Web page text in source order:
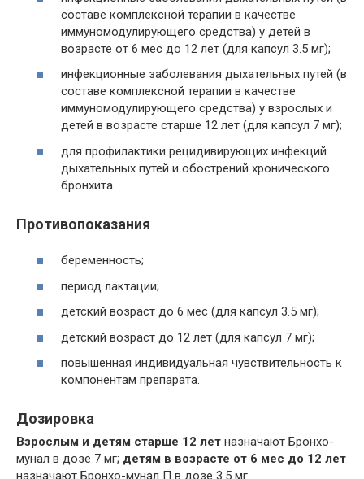
составе комплексной терапии в качестве
иммуномодулирующего средства) у детей в
возрасте от 6 мес до 12 лет (для капсул 3.5 мг);
инфекционные заболевания дыхательных путей (в
составе комплексной терапии в качестве
иммуномодулирующего средства) у взрослых и
детей в возрасте старше 12 лет (для капсул 7 мг);
для профилактики рецидивирующих инфекций
дыхательных путей и обострений хронического
бронхита.
Противопоказания
беременность;
период лактации;
детский возраст до 6 мес (для капсул 3.5 мг);
детский возраст до 12 лет (для капсул 7 мг);
повышенная индивидуальная чувствительность к
компонентам препарата.
Дозировка
Взрослым и детям старше 12 лет назначают Бронхо-
мунал в дозе 7 мг; детям в возрасте от 6 мес до 12 лет
назначают Бронхо-мунал П в дозе 3.5 мг.